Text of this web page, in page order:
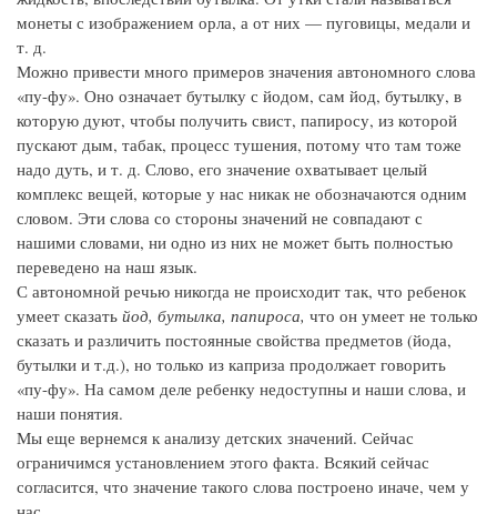
монеты с изображением орла, а от них — пуговицы, медали и
т. д.
Можно привести много примеров значения автономного слова
«пу-фу». Оно означает бутылку с йодом, сам йод, бутылку, в
которую дуют, чтобы получить свист, папиросу, из которой
пускают дым, табак, процесс тушения, потому что там тоже
надо дуть, и т. д. Слово, его значение охватывает целый
комплекс вещей, которые у нас никак не обозначаются одним
словом. Эти слова со стороны значений не совпадают с
нашими словами, ни одно из них не может быть полностью
переведено на наш язык.
С автономной речью никогда не происходит так, что ребенок
умеет сказать йод, бутылка, папироса, что он умеет не только
сказать и различить постоянные свойства предметов (йода,
бутылки и т.д.), но только из каприза продолжает говорить
«пу-фу». На самом деле ребенку недоступны и наши слова, и
наши понятия.
Мы еще вернемся к анализу детских значений. Сейчас
ограничимся установлением этого факта. Всякий сейчас
согласится, что значение такого слова построено иначе, чем у